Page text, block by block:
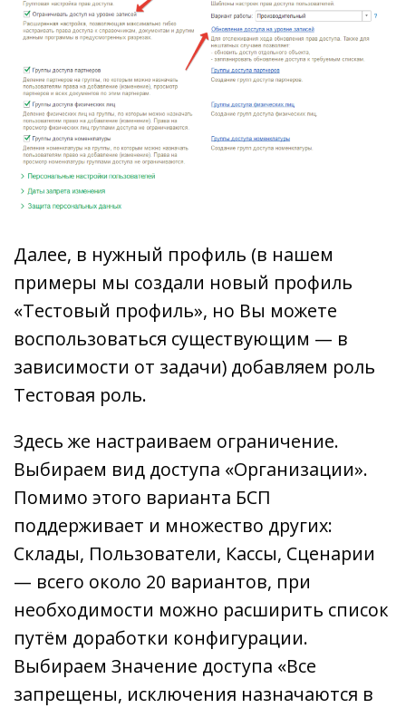
Далее, в нужный профиль (в нашем
примеры мы создали новый профиль
«Тестовый профиль», но Вы можете
воспользоваться существующим — в
зависимости от задачи) добавляем роль
Тестовая роль.
Здесь же настраиваем ограничение.
Выбираем вид доступа «Организации».
Помимо этого варианта БСП
поддерживает и множество других:
Склады, Пользователи, Кассы, Сценарии
— всего около 20 вариантов, при
необходимости можно расширить список
путём доработки конфигурации.
Выбираем Значение доступа «Все
запрещены, исключения назначаются в